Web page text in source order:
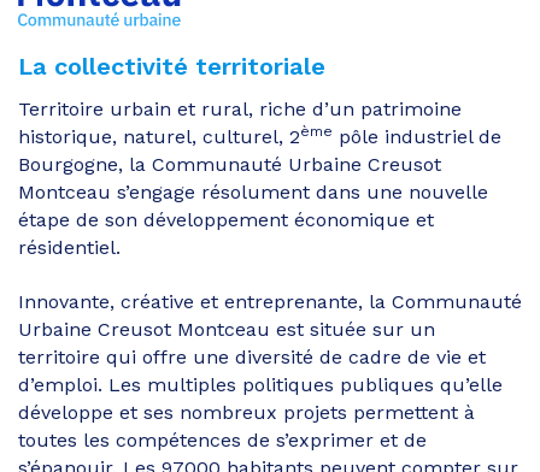
La collectivité territoriale
Territoire urbain et rural, riche d’un patrimoine
historique, naturel, culturel, 2ème pôle industriel de
Bourgogne, la Communauté Urbaine Creusot
Montceau s’engage résolument dans une nouvelle
étape de son développement économique et
résidentiel.
Innovante, créative et entreprenante, la Communauté
Urbaine Creusot Montceau est située sur un
territoire qui offre une diversité de cadre de vie et
d’emploi. Les multiples politiques publiques qu’elle
développe et ses nombreux projets permettent à
toutes les compétences de s’exprimer et de